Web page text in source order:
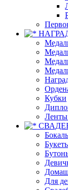
Кубки
Ленты
Для